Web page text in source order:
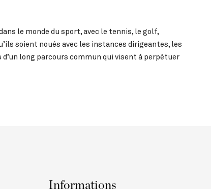
le monde du sport, avec le tennis, le golf,
soient noués avec les instances dirigeantes, les
long parcours commun qui visent à perpétuer
Informations